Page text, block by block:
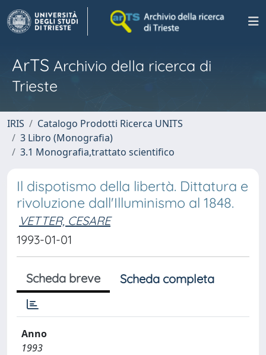
ArTS Archivio della ricerca di
Trieste
IRIS
Catalogo Prodotti Ricerca UNITS
3 Libro (Monografia)
3.1 Monografia,trattato scientifico
Il dispotismo della libertà. Dittatura e
rivoluzione dall'Illuminismo al 1848.
VETTER, CESARE
1993-01-01
Scheda breve Scheda completa
Anno
1993